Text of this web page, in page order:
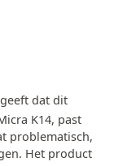
dat dit
K14, past
problematisch,
Het product